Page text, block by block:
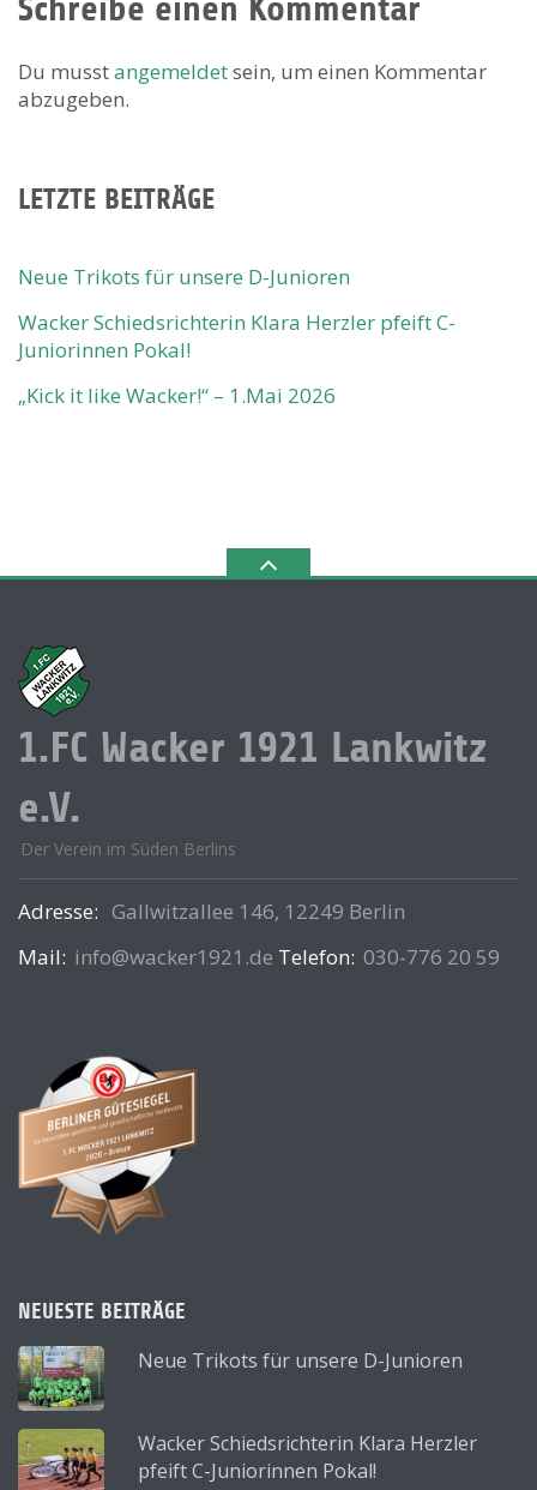
Schreibe einen Kommentar
Du musstangemeldetsein, um einen Kommentar
abzugeben.
LETZTE BEITRÄGE
Neue Trikots für unsere D-Junioren
Wacker Schiedsrichterin Klara Herzler pfeift C-
Juniorinnen Pokal!
„Kick it like Wacker!“ – 1.Mai 2026
1.FC Wacker 1921 Lankwitz
e.V.
Der Verein im Süden Berlins
Adresse: Gallwitzallee 146, 12249 Berlin
Mail: info@wacker1921.de Telefon: 030-776 20 59
NEUESTE BEITRÄGE
Neue Trikots für unsere D-Junioren
Wacker Schiedsrichterin Klara Herzler
pfeift C-Juniorinnen Pokal!